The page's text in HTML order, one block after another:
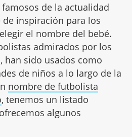
de la actualidad
inspiración para los
el nombre del bebé.
admirados por los
han sido usados como
de niños a lo largo de la
nombre de futbolista
, tenemos un listado
algunos